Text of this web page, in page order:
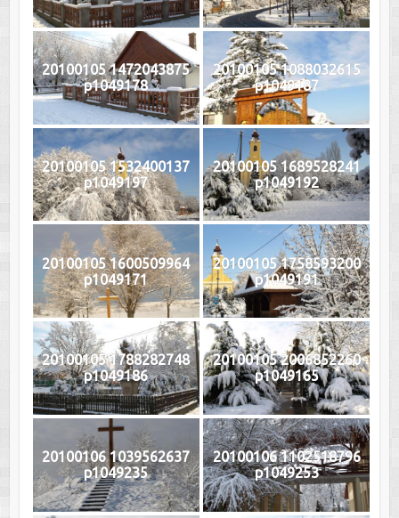
20100105 1472043875
p1049178
20100105 1088032615
p1049187
20100105 1532400137
p1049197
20100105 1689528241
p1049192
20100105 1600509964
p1049171
20100105 1758593200
p1049191
20100105 1788282748
p1049186
20100105 2006852260
p1049165
20100106 1039562637
p1049235
20100106 1102518796
p1049253